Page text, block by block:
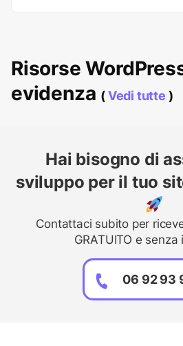
Risorse
evidenza (Vedi tutte )
Hai bisogno di
sviluppo per il tuo
Contattaci subito per
GRATUITO e senza
06 92 93